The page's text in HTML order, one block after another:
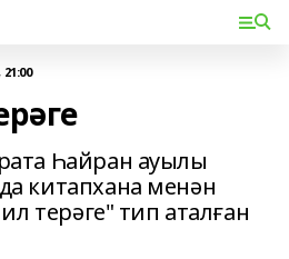
Һайран ауылы
китапхана менән
терәге" тип аталған